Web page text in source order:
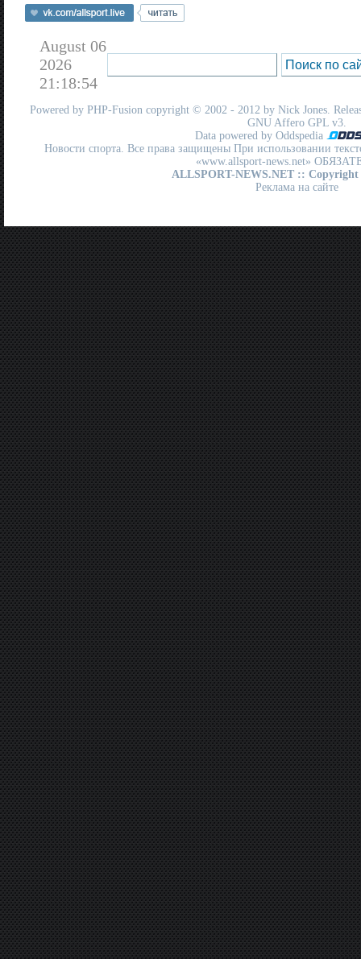
August 06
2026
21:18:54
Powered by PHP-Fusion copyright © 2002 - 2012 by Nick Jones.
GNU Affero GPL v3.
Data powered by Oddspedia
Новости спорта. Все права защищены При использовании
«www.allsport-news.net»
ALLSPORT-NEWS.NET :: Copyright
Реклама на сайте